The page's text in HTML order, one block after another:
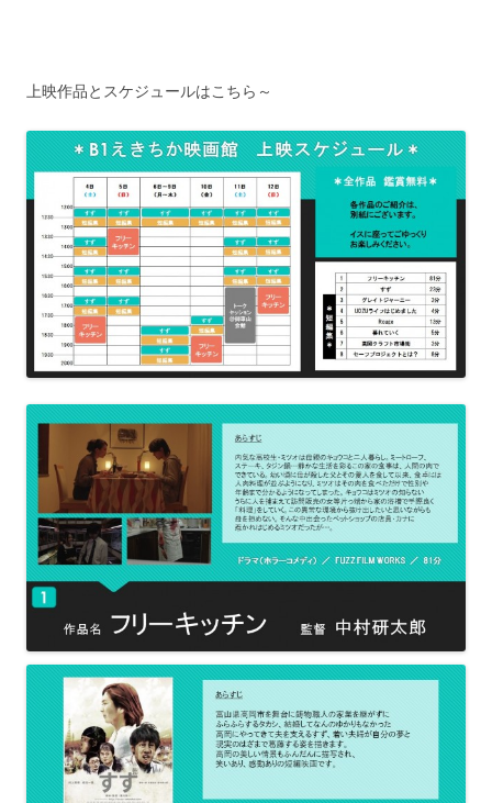
上映作品とスケジュールはこちら～